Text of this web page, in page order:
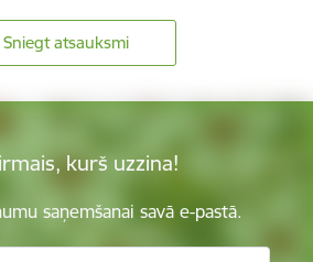
Sniegt atsauksmi
kurš uzzina!
saņemšanai savā e-pastā.